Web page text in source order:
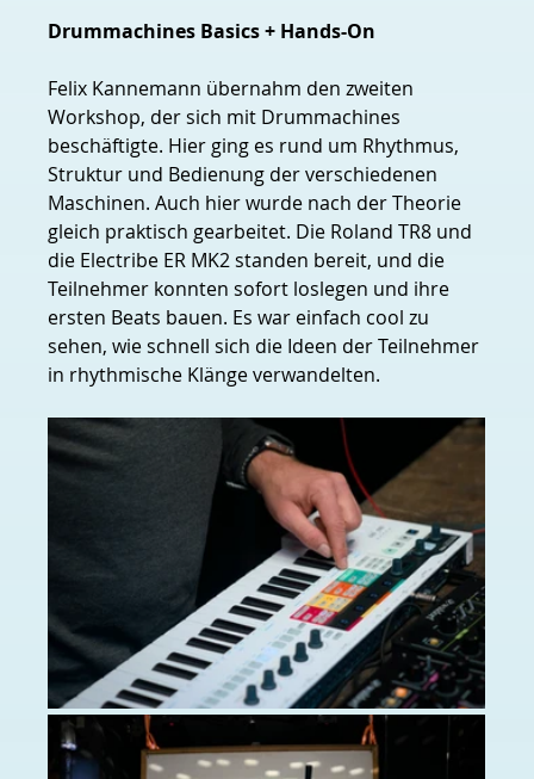
Drummachines Basics + Hands-On
Felix Kannemann übernahm den zweiten
Workshop, der sich mit Drummachines
beschäftigte. Hier ging es rund um Rhythmus,
Struktur und Bedienung der verschiedenen
Maschinen. Auch hier wurde nach der Theorie
gleich praktisch gearbeitet. Die Roland TR8 und
die Electribe ER MK2 standen bereit, und die
Teilnehmer konnten sofort loslegen und ihre
ersten Beats bauen. Es war einfach cool zu
sehen, wie schnell sich die Ideen der Teilnehmer
in rhythmische Klänge verwandelten.